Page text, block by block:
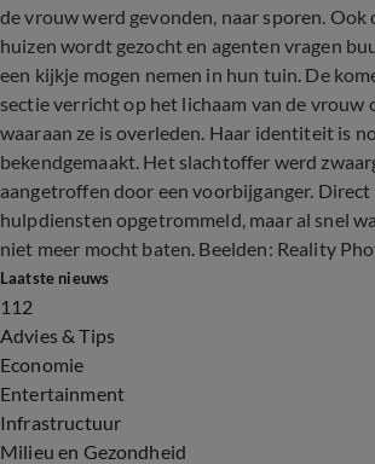
de vrouw werd gevonden, naar sporen. Ook
huizen wordt gezocht en agenten vragen
een kijkje mogen nemen in hun tuin. De
sectie verricht op het lichaam van de vrouw
waaraan ze is overleden. Haar identiteit is
bekendgemaakt. Het slachtoffer werd
aangetroffen door een voorbijganger. Direct
hulpdiensten opgetrommeld, maar al snel
niet meer mocht baten. Beelden: Reality
Laatste nieuws
112
Advies & Tips
Economie
Entertainment
Infrastructuur
Milieu en Gezondheid